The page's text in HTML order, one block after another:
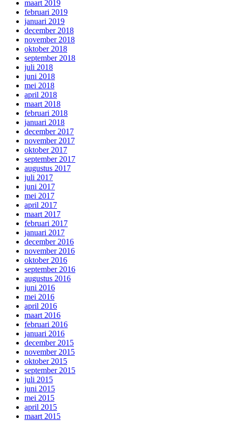
maart 2019
februari 2019
januari 2019
december 2018
november 2018
oktober 2018
september 2018
juli 2018
juni 2018
mei 2018
april 2018
maart 2018
februari 2018
januari 2018
december 2017
november 2017
oktober 2017
september 2017
augustus 2017
juli 2017
juni 2017
mei 2017
april 2017
maart 2017
februari 2017
januari 2017
december 2016
november 2016
oktober 2016
september 2016
augustus 2016
juni 2016
mei 2016
april 2016
maart 2016
februari 2016
januari 2016
december 2015
november 2015
oktober 2015
september 2015
juli 2015
juni 2015
mei 2015
april 2015
maart 2015